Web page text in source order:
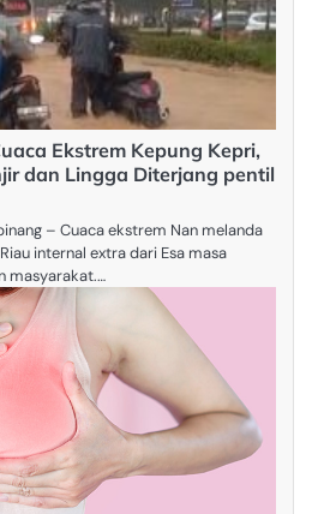
Ekstrem Kepung Kepri,
dan Lingga Diterjang pentil
– Cuaca ekstrem Nan melanda
internal extra dari Esa masa
masyarakat.…